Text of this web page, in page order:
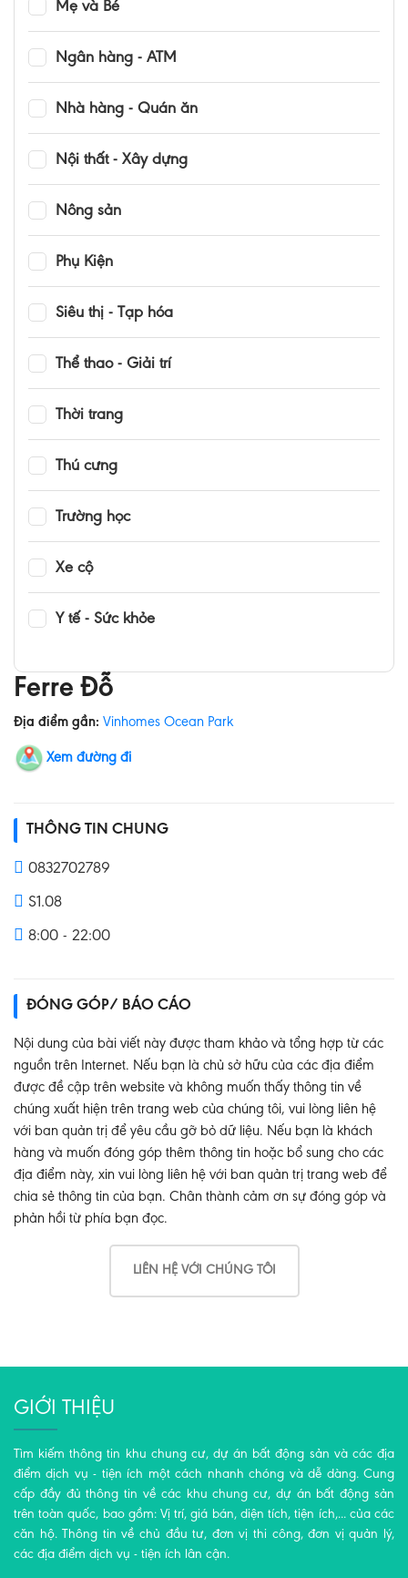
Mẹ và Bé
Ngân hàng - ATM
Nhà hàng - Quán ăn
Nội thất - Xây dựng
Nông sản
Phụ Kiện
Siêu thị - Tạp hóa
Thể thao - Giải trí
Thời trang
Thú cưng
Trường học
Xe cộ
Y tế - Sức khỏe
Ferre Đỗ
Địa điểm gần: Vinhomes Ocean Park
Xem đường đi
THÔNG TIN CHUNG
0832702789
S1.08
8:00 - 22:00
ĐÓNG GÓP/ BÁO CÁO
Nội dung của bài viết này được tham khảo và tổng hợp từ các
nguồn trên Internet. Nếu bạn là chủ sở hữu của các địa điểm
được đề cập trên website và không muốn thấy thông tin về
chúng xuất hiện trên trang web của chúng tôi, vui lòng liên hệ
với ban quản trị để yêu cầu gỡ bỏ dữ liệu. Nếu bạn là khách
hàng và muốn đóng góp thêm thông tin hoặc bổ sung cho các
địa điểm này, xin vui lòng liên hệ với ban quản trị trang web để
chia sẻ thông tin của bạn. Chân thành cảm ơn sự đóng góp và
phản hồi từ phía bạn đọc.
LIÊN HỆ VỚI CHÚNG TÔI
GIỚI THIỆU
Tìm kiếm thông tin khu chung cư, dự án bất động sản và các địa
điểm dịch vụ - tiện ích một cách nhanh chóng và dễ dàng. Cung
cấp đầy đủ thông tin về các khu chung cư, dự án bất động sản
trên toàn quốc, bao gồm: Vị trí, giá bán, diện tích, tiện ích,... của các
căn hộ. Thông tin về chủ đầu tư, đơn vị thi công, đơn vị quản lý,
các địa điểm dịch vụ - tiện ích lân cận.